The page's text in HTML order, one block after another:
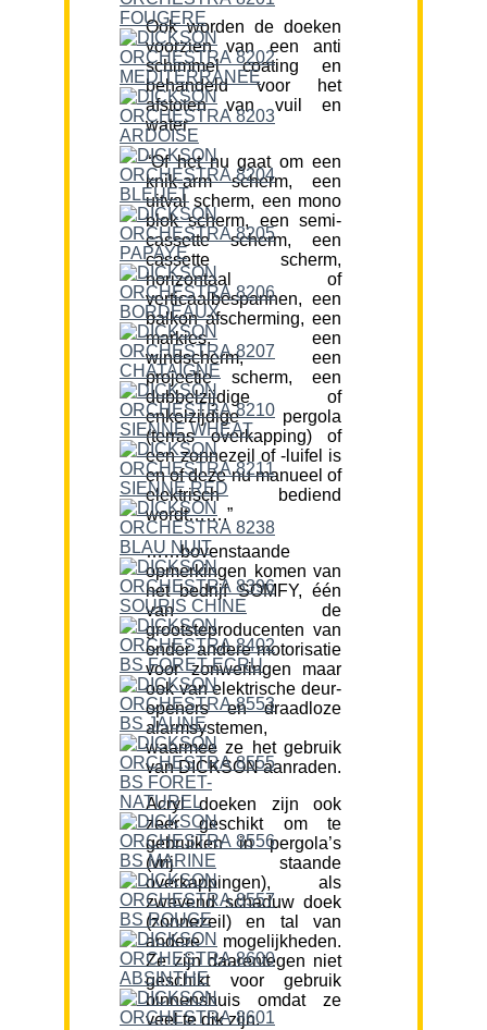
Ook worden de doeken
voorzien van een anti
schimmel coating en
behandeld voor het
afstoten van vuil en
water.
“Of het nu gaat om een
knik-arm scherm, een
uitval scherm, een mono
blok scherm, een semi-
cassette scherm, een
cassette scherm,
horizontaal of
verticaalbespannen, een
balkon afscherming, een
markies, een
windscherm, een
projectie scherm, een
dubbelzijdige of
enkelzijdige pergola
(terras overkapping) of
een zonnezeil of -luifel is
en of deze nu manueel of
elektrisch bediend
wordt…….”
……bovenstaande
opmerkingen komen van
het bedrijf SOMFY, één
van de
grootsteproducenten van
onder andere motorisatie
voor zonweringen maar
ook van elektrische deur-
openers en draadloze
alarmsystemen,
waarmee ze het gebruik
van DICKSON aanraden.
Acryl doeken zijn ook
zeer geschikt om te
gebruiken in pergola’s
(vrij staande
overkappingen), als
zwevend schaduw doek
(zonnezeil) en tal van
andere mogelijkheden.
Ze zijn daarentegen niet
geschikt voor gebruik
binnenshuis omdat ze
veel te dik zijn.